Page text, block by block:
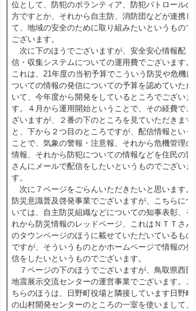
位として、防犯のボランティア、防犯パトロールの
方ですとか、それから自主防、消防団などが連携し
て、地域の安全のために取り組みたいというもので
ございます。
次に下のほうでございますが、安全安心情報配
信・収集システムについての運用費でございます。
これは、21年度の当初予算でこういう防災や危機に
ついての情報の発信についての予算を認めていただ
いて、今年度から開発をしているところでございま
す。４月から運用開始ということで、その経費でご
ざいますが、２番の下のところを見ていただきます
と、下から２つ目のところですが、配信情報という
ことで、気象の警報・注意報、それから危機管理の
情報、それから防犯についての情報などを住民の皆
さんにメールで配信をしたいというものでございま
す。
次に７ページをごらんいただきたいと思います。
防災意識普及啓発事業でございますが、こちらにつ
いては、自主防災組織などについての知事表彰、そ
れから防災情報のレッドページ、これはＮＴＴさん
のタウンページのほうに載せていただいているもの
ですが、そういうものとかホームページで情報の発
信をしたいというものでございます。
７ページの下のほうでございますが、鳥取県西部
地震展示交流センターの運営事業でございます。こ
ちらのほうは、日野町役場と隣接しています日野町
の山村開発センターのところの一室を使いまして、